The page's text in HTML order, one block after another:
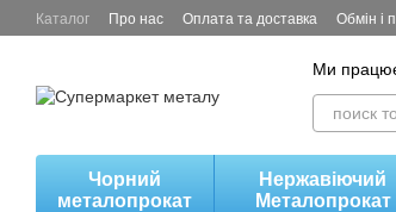
Перейти до основного контенту
Каталог Про нас Оплата та доставка Обмін і
Ми
Чорний
металопрокат
Нержавіючий
Металопрокат